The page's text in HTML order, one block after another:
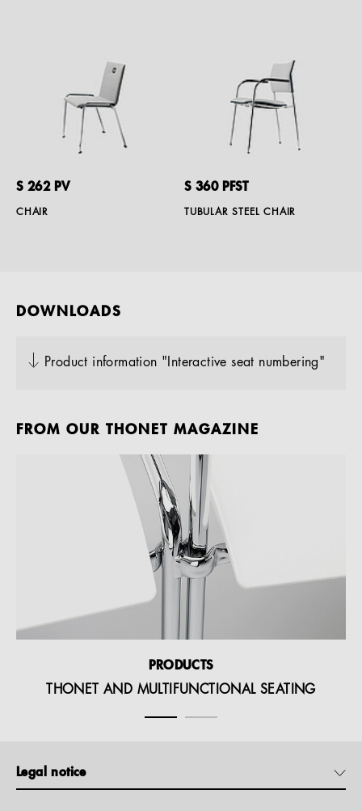
S 262 PV
CHAIR
S 360 PFST
TUBULAR STEEL CHAIR
DOWNLOADS
Product information "Interactive seat numbering"
FROM OUR THONET MAGAZINE
PRODUCTS
THONET AND MULTIFUNCTIONAL SEATING
Legal notice